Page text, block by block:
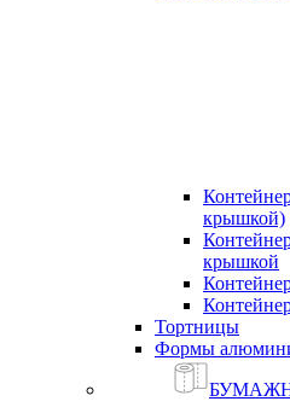
крышкой)
крышкой
Тортницы
Формы